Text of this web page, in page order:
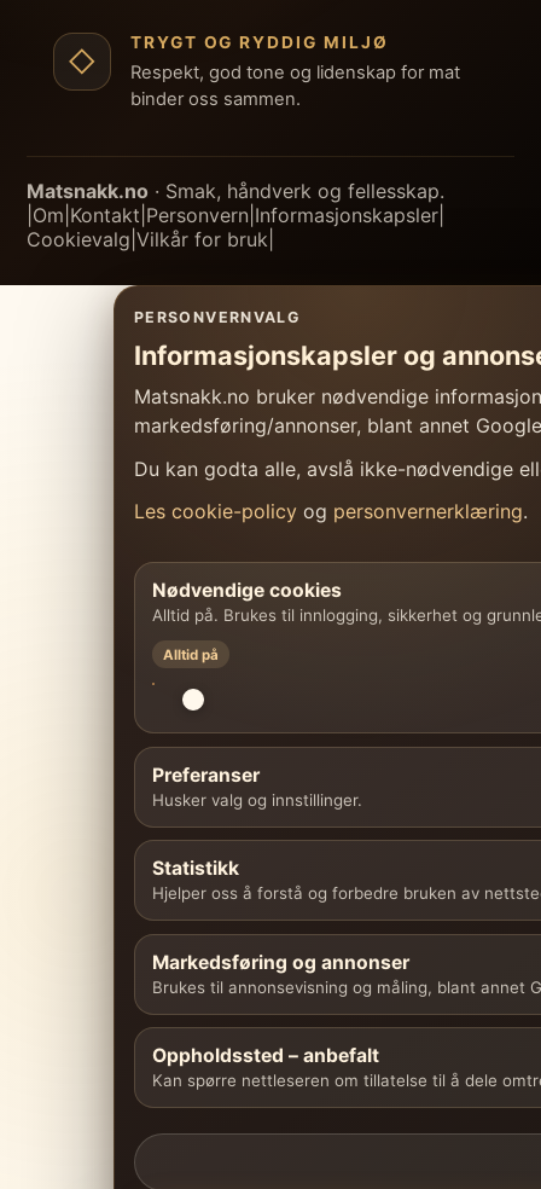
◇
TRYGT OG RYDDIG MILJØ
Respekt, god tone og lidenskap for mat
binder oss sammen.
Matsnakk.no · Smak, håndverk og fellesskap.
Om Kontakt Personvern Informasjonskapsler
Cookievalg Vilkår for bruk
PERSONVERNVALG
Informasjonskapsler og
Matsnakk.no bruker nødvendige
markedsføring/annonser, blant annet
Du kan godta alle, avslå ikke-nødvendige
Les cookie-policy og personvernerklæring.
Nødvendige cookies
Alltid på. Brukes til innlogging, sikkerhet og
Alltid på
Preferanser
Husker valg og innstillinger.
Statistikk
Hjelper oss å forstå og forbedre bruken av
Markedsføring og annonser
Brukes til annonsevisning og måling, blant annet
Oppholdssted – anbefalt
Kan spørre nettleseren om tillatelse til å dele